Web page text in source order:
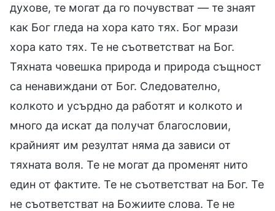
духове, те могат да го почувстват — те знаят
как Бог гледа на хора като тях. Бог мрази
хора като тях. Те не съответстват на Бог.
Тяхната човешка природа и природа същност
са ненавиждани от Бог. Следователно,
колкото и усърдно да работят и колкото и
много да искат да получат благословии,
крайният им резултат няма да зависи от
тяхната воля. Те не могат да променят нито
един от фактите. Те не съответстват на Бог. Те
не съответстват на Божиите слова. Те не